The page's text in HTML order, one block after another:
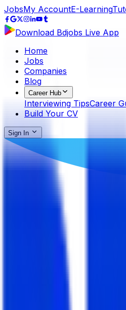
JobsMy AccountE-Learning
Download Bdjobs Live App
Home
Jobs
Companies
Blog
Career Hub
Interviewing TipsCareer
Build Your CV
Sign In